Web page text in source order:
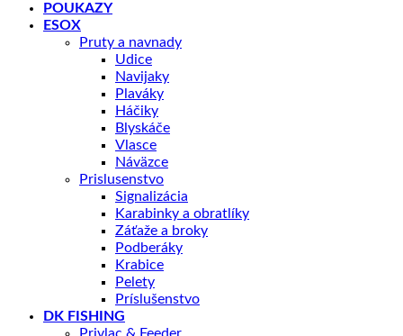
POUKAZY
ESOX
Pruty a navnady
Udice
Navijaky
Plaváky
Háčiky
Blyskáče
Vlasce
Náväzce
Prislusenstvo
Signalizácia
Karabinky a obratlíky
Záťaže a broky
Podberáky
Krabice
Pelety
Príslušenstvo
DK FISHING